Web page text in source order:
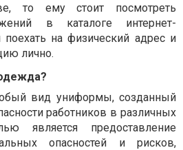
то ему стоит посмотреть
в каталоге интернет-
поехать на физический адрес и
лично.
вид униформы, созданный
работников в различных
является предоставление
опасностей и рисков,